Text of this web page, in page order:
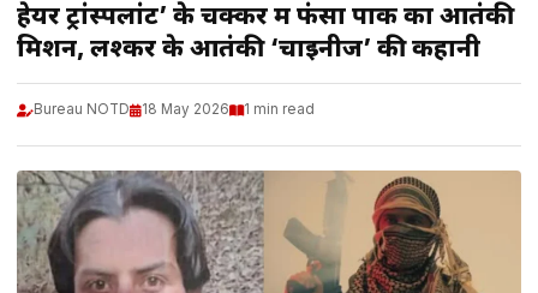
हेयर ट्रांस्पलांट’ के चक्कर में फंसा पाक का आतंकी
मिशन, लश्कर के आतंकी ‘चाइनीज’ की कहानी
Bureau NOTD 18 May 2026 1 min read